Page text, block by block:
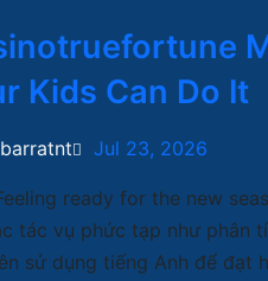
Kids Can Do It
Jul 23, 2026
ready for the new
tác vụ phức tạp như phân
sử dụng tiếng Anh để đạt